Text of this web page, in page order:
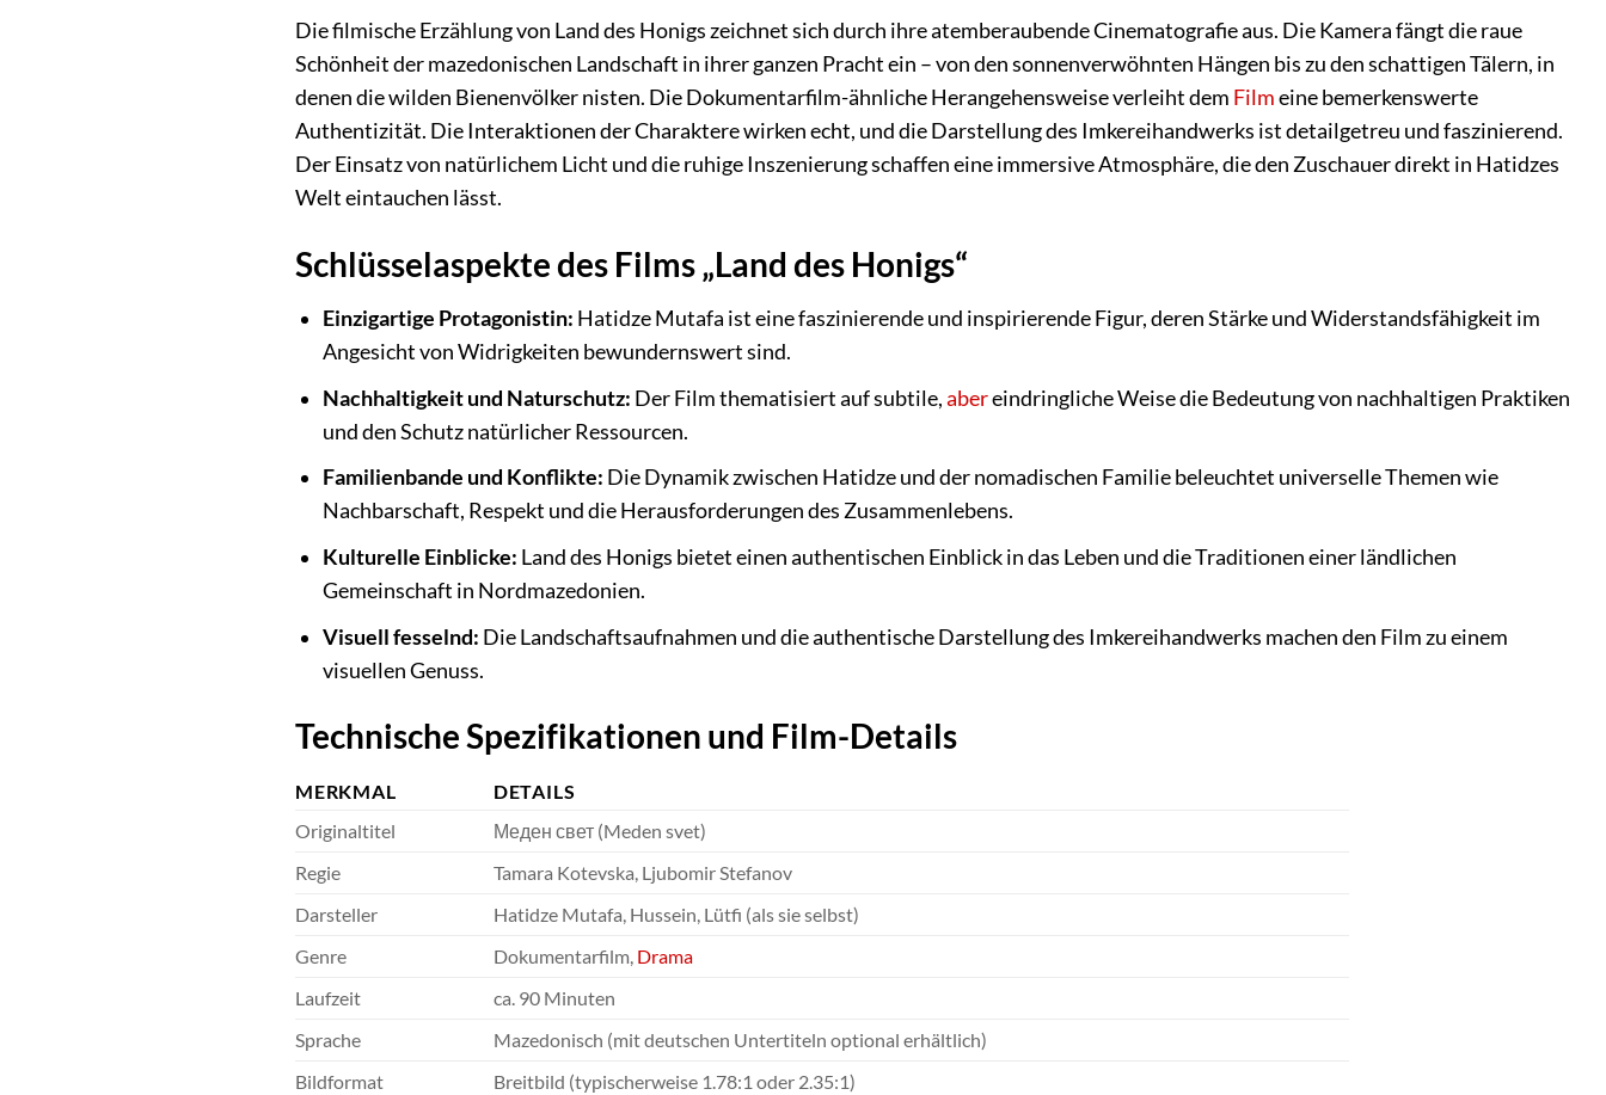
Die filmische Erzählung von Land des Honigs zeichnet sich durch ihre atemberaubende Cinematografie aus. Die Kamera fängt die raue
Schönheit der mazedonischen Landschaft in ihrer ganzen Pracht ein – von den sonnenverwöhnten Hängen bis zu den schattigen Tälern, in
denen die wilden Bienenvölker nisten. Die Dokumentarfilm-ähnliche Herangehensweise verleiht dem Filmeine bemerkenswerte
Authentizität. Die Interaktionen der Charaktere wirken echt, und die Darstellung des Imkereihandwerks ist detailgetreu und faszinierend.
Der Einsatz von natürlichem Licht und die ruhige Inszenierung schaffen eine immersive Atmosphäre, die den Zuschauer direkt in Hatidzes
Welt eintauchen lässt.
Schlüsselaspekte des Films „Land des Honigs“
Einzigartige Protagonistin: Hatidze Mutafa ist eine faszinierende und inspirierende Figur, deren Stärke und Widerstandsfähigkeit im
Angesicht von Widrigkeiten bewundernswert sind.
Nachhaltigkeit und Naturschutz: Der Film thematisiert auf subtile,abereindringliche Weise die Bedeutung von nachhaltigen Praktiken
und den Schutz natürlicher Ressourcen.
Familienbande und Konflikte: Die Dynamik zwischen Hatidze und der nomadischen Familie beleuchtet universelle Themen wie
Nachbarschaft, Respekt und die Herausforderungen des Zusammenlebens.
Kulturelle Einblicke: Land des Honigs bietet einen authentischen Einblick in das Leben und die Traditionen einer ländlichen
Gemeinschaft in Nordmazedonien.
Visuell fesselnd: Die Landschaftsaufnahmen und die authentische Darstellung des Imkereihandwerks machen den Film zu einem
visuellen Genuss.
Technische Spezifikationen und Film-Details
MERKMAL
DETAILS
Originaltitel
Меден свет (Meden svet)
Regie
Tamara Kotevska, Ljubomir Stefanov
Darsteller
Hatidze Mutafa, Hussein, Lütfi (als sie selbst)
Genre
Dokumentarfilm, Drama
Laufzeit
ca. 90 Minuten
Sprache
Mazedonisch (mit deutschen Untertiteln optional erhältlich)
Bildformat
Breitbild (typischerweise 1.78:1 oder 2.35:1)